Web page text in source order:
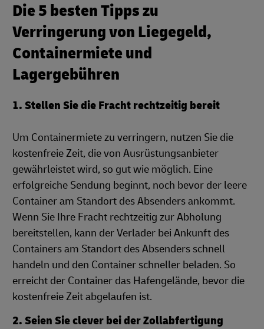
Die 5 besten Tipps zu
Verringerung von Liegegeld,
Containermiete und
Lagergebühren
1. Stellen Sie die Fracht rechtzeitig bereit
Um Containermiete zu verringern, nutzen Sie die
kostenfreie Zeit, die von Ausrüstungsanbieter
gewährleistet wird, so gut wie möglich. Eine
erfolgreiche Sendung beginnt, noch bevor der leere
Container am Standort des Absenders ankommt.
Wenn Sie Ihre Fracht rechtzeitig zur Abholung
bereitstellen, kann der Verlader bei Ankunft des
Containers am Standort des Absenders schnell
handeln und den Container schneller beladen. So
erreicht der Container das Hafengelände, bevor die
kostenfreie Zeit abgelaufen ist.
2. Seien Sie clever bei der Zollabfertigung